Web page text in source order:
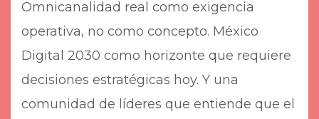
Omnicanalidad real como exigencia
operativa, no como concepto. México
Digital 2030 como horizonte que requiere
decisiones estratégicas hoy. Y una
comunidad de líderes que entiende que el